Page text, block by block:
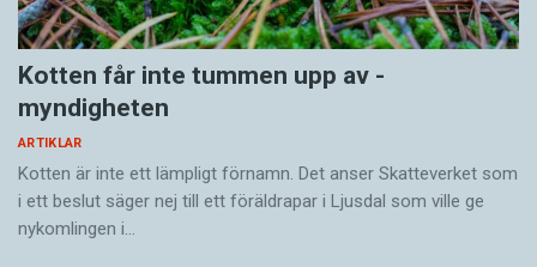
Pronomen avslöjar
vem som ska tala
ARTIKLAR
Vid två års ålder har barn begränsad förståelse för
meningsstruktur. Ändå har tvååringar lärt sig
grunderna i turtagning i samtal. Förmågan utvecklas
Kotten får inte tummen upp av ­
myndigheten
ARTIKLAR
Kotten är inte ett lämpligt förnamn. Det anser Skatte­verket som
i ett beslut säger nej till ett föräldra­par i Ljusdal som ville ge
nykomlingen i…